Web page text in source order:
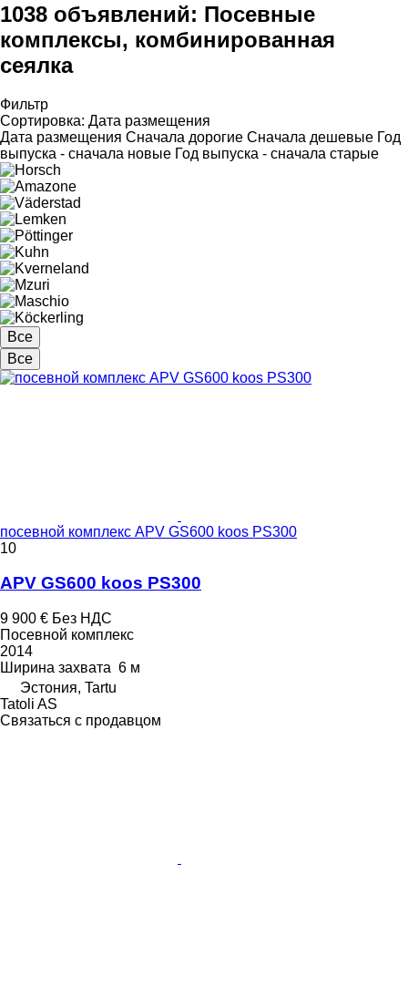
1038 объявлений: Посевные
комплексы, комбинированная
сеялка
Фильтр
Сортировка: Дата размещения
Дата размещения Сначала дорогие Сначала дешевые Год
выпуска - сначала новые Год выпуска - сначала старые
Все
Все
посевной комплекс APV GS600 koos PS300
10
APV GS600 koos PS300
9 900 € Без НДС
Посевной комплекс
2014
Ширина захвата 6 м
Эстония, Tartu
Tatoli AS
Связаться с продавцом